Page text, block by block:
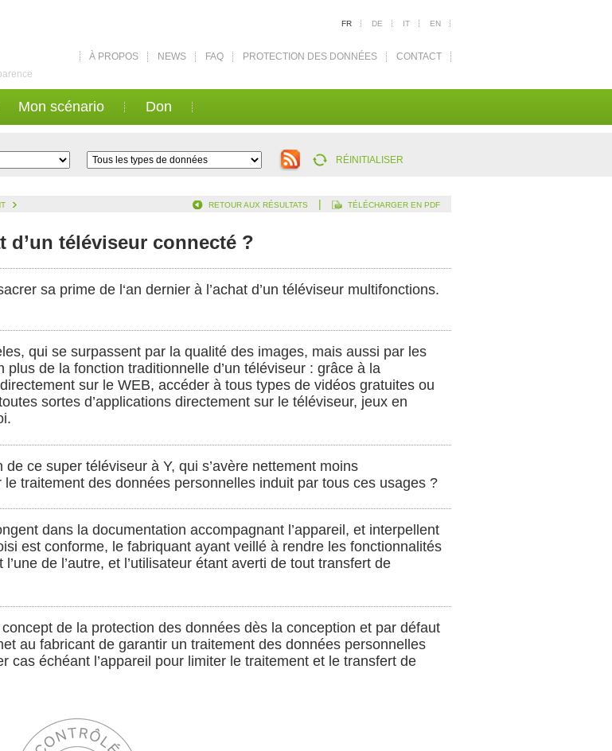
FR DE IT EN
À PROPOS NEWS FAQ PROTECTION DES DONNÉES CONTACT
Mon scénario Don
RÉINITIALISER
RETOUR AUX RÉSULTATS | TÉLÉCHARGER EN PDF
d’un téléviseur connecté ?
sa prime de l‘an dernier à l’achat d’un téléviseur multifonctions.
qui se surpassent par la qualité des images, mais aussi par les
plus de la fonction traditionnelle d’un téléviseur : grâce à la
sur le WEB, accéder à tous types de vidéos gratuites ou
sortes d’applications directement sur le téléviseur, jeux en
ce super téléviseur à Y, qui s’avère nettement moins
traitement des données personnelles induit par tous ces usages ?
dans la documentation accompagnant l’appareil, et interpellent
est conforme, le fabriquant ayant veillé à rendre les fonctionnalités
de l’autre, et l’utilisateur étant averti de tout transfert de
de la protection des données dès la conception et par défaut
au fabricant de garantir un traitement des données personnelles
cas échéant l’appareil pour limiter le traitement et le transfert de